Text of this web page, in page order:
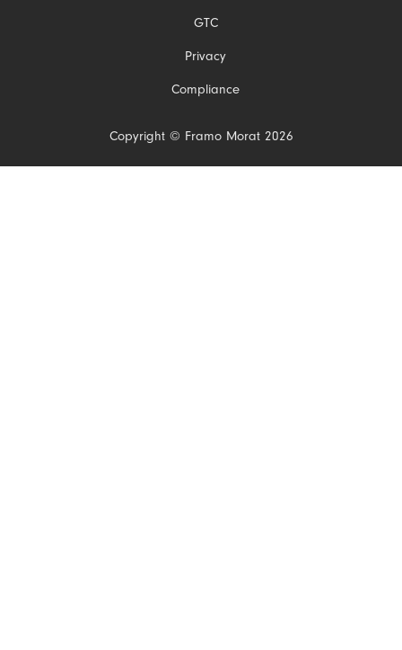
Copyright © Framo Morat 2026
GTC
Privacy
Compliance